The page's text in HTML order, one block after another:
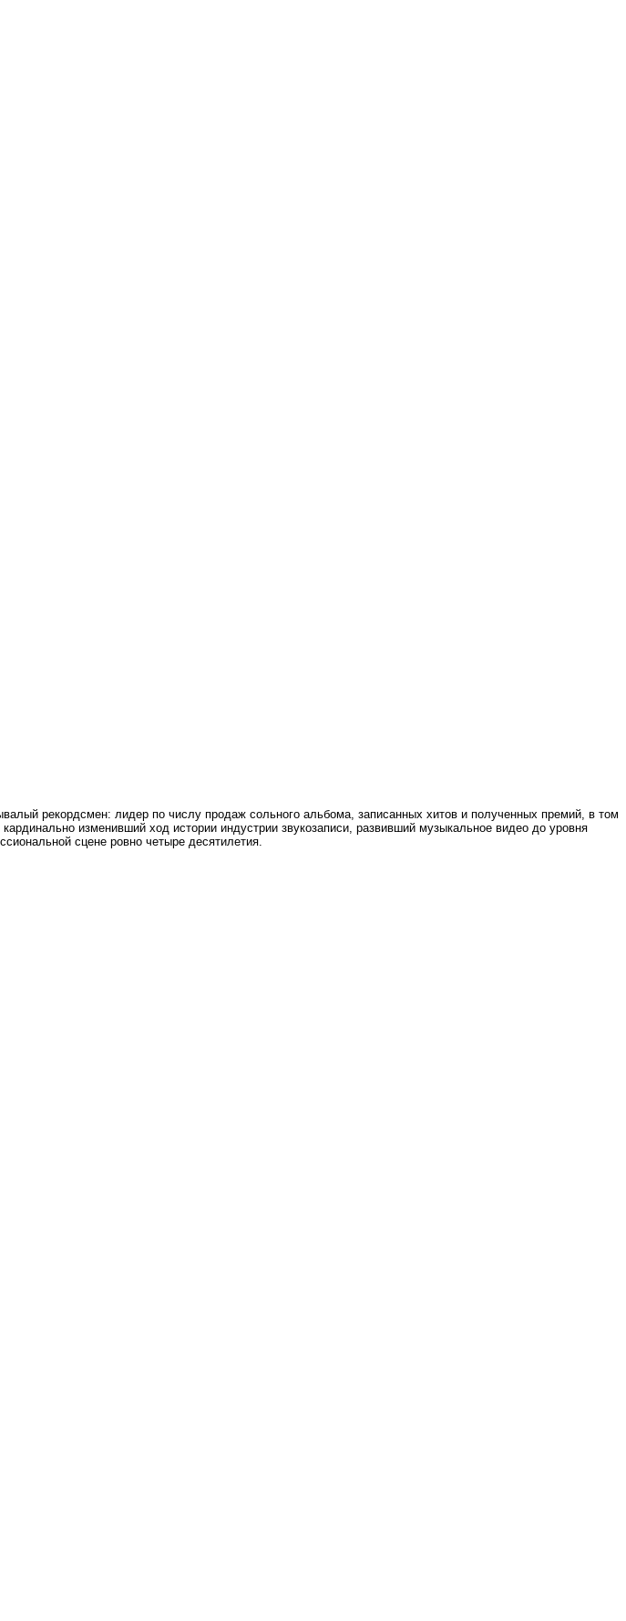
рекордсмен: лидер по числу продаж сольного альбома, записанных хитов и полученных премий, в том
изменивший ход истории индустрии звукозаписи, развивший музыкальное видео до уровня
сцене ровно четыре десятилетия.